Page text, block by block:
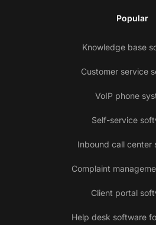
Popular
Knowledge base
Customer service
VoIP phone
Self-service
Inbound call center
Complaint
Client portal
Help desk software